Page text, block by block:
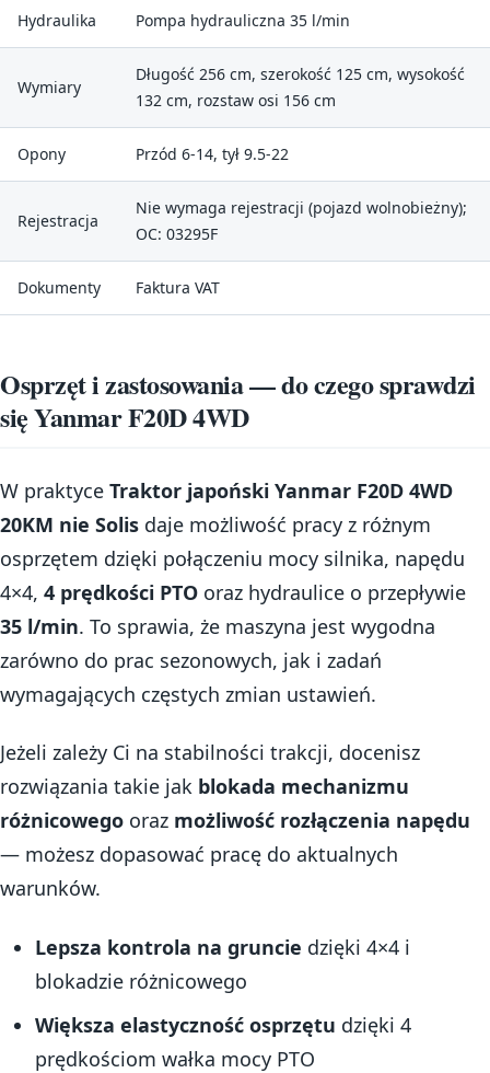
Hydraulika Pompa hydrauliczna 35 l/min
Wymiary
Długość 256 cm, szerokość 125 cm, wysokość
132 cm, rozstaw osi 156 cm
Opony Przód 6-14, tył 9.5-22
Rejestracja
Nie wymaga rejestracji (pojazd wolnobieżny);
OC: 03295F
Dokumenty Faktura VAT
Osprzęt i zastosowania — do czego sprawdzi
się Yanmar F20D 4WD
W praktyce Traktor japoński Yanmar F20D 4WD
20KM nie Solis daje możliwość pracy z różnym
osprzętem dzięki połączeniu mocy silnika, napędu
4×4, 4 prędkości PTO oraz hydraulice o przepływie
35 l/min. To sprawia, że maszyna jest wygodna
zarówno do prac sezonowych, jak i zadań
wymagających częstych zmian ustawień.
Jeżeli zależy Ci na stabilności trakcji, docenisz
rozwiązania takie jak blokada mechanizmu
różnicowego oraz możliwość rozłączenia napędu
— możesz dopasować pracę do aktualnych
warunków.
Lepsza kontrola na gruncie dzięki 4×4 i
blokadzie różnicowego
Większa elastyczność osprzętu dzięki 4
prędkościom wałka mocy PTO